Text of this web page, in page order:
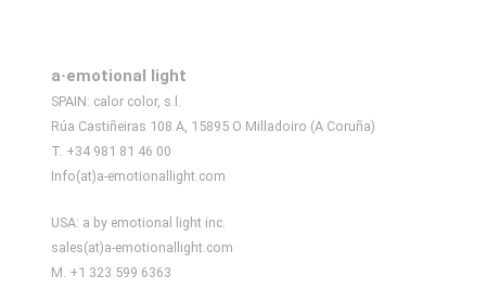
a·emotional light
SPAIN: calor color, s.l.
Rúa Castiñeiras 108 A, 15895 O Milladoiro (A Coruña)
T. +34 981 81 46 00
Info(at)a-emotionallight.com
USA: a by emotional light inc.
sales(at)a-emotionallight.com
M. +1 323 599 6363